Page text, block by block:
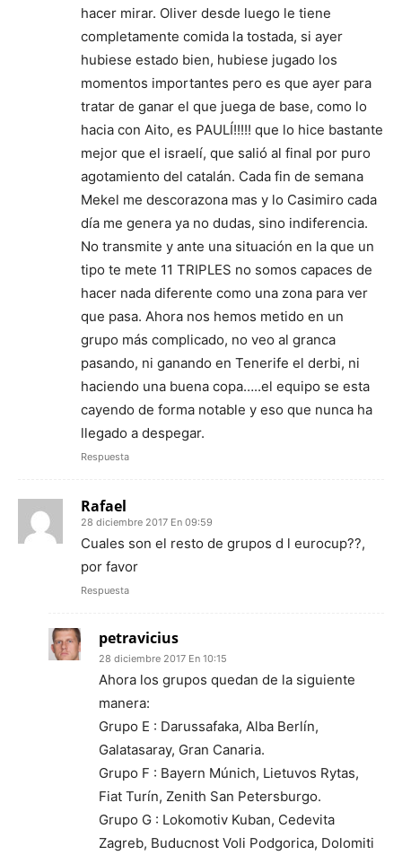
hacer mirar. Oliver desde luego le tiene
completamente comida la tostada, si ayer
hubiese estado bien, hubiese jugado los
momentos importantes pero es que ayer para
tratar de ganar el que juega de base, como lo
hacia con Aito, es PAULÍ!!!!! que lo hice bastante
mejor que el israelí, que salió al final por puro
agotamiento del catalán. Cada fin de semana
Mekel me descorazona mas y lo Casimiro cada
día me genera ya no dudas, sino indiferencia.
No transmite y ante una situación en la que un
tipo te mete 11 TRIPLES no somos capaces de
hacer nada diferente como una zona para ver
que pasa. Ahora nos hemos metido en un
grupo más complicado, no veo al granca
pasando, ni ganando en Tenerife el derbi, ni
haciendo una buena copa…..el equipo se esta
cayendo de forma notable y eso que nunca ha
llegado a despegar.
Respuesta
Rafael
28 diciembre 2017 En 09:59
Cuales son el resto de grupos d l eurocup??,
por favor
Respuesta
petravicius
28 diciembre 2017 En 10:15
Ahora los grupos quedan de la siguiente
manera:
Grupo E : Darussafaka, Alba Berlín,
Galatasaray, Gran Canaria.
Grupo F : Bayern Múnich, Lietuvos Rytas,
Fiat Turín, Zenith San Petersburgo.
Grupo G : Lokomotiv Kuban, Cedevita
Zagreb, Buducnost Voli Podgorica, Dolomiti